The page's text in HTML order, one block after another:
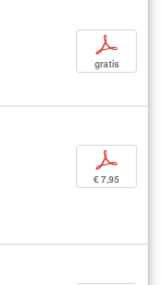
p
gratis
p
€ 7,95